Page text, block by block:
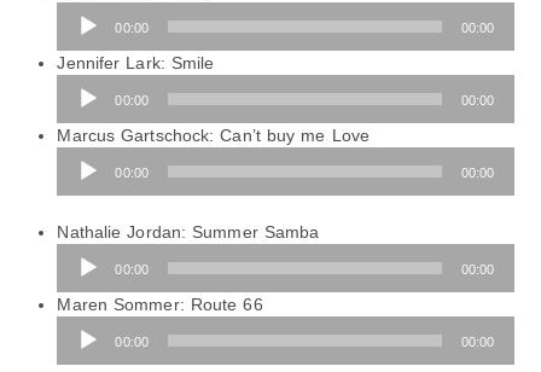
00:00 00:00
Jennifer Lark: Smile
00:00 00:00
Marcus Gartschock: Can’t buy me Love
00:00 00:00
Nathalie Jordan: Summer Samba
00:00 00:00
Maren Sommer: Route 66Audio-
00:00 00:00